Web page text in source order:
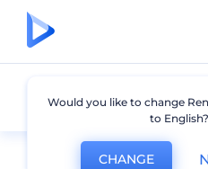
ステッカーのモックア
Would you like to change
to English?
CHANGE